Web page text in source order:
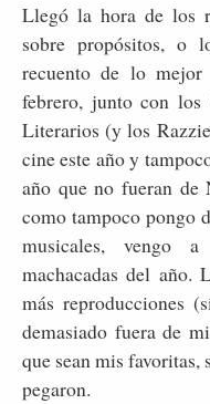
Llegó la hora de los
sobre propósitos, o
recuento de lo
febrero, junto con los
Literarios (y los
cine este año y
año que no fueran
como tampoco pongo
musicales, vengo
machacadas del año.
más reproducciones
demasiado fuera de
que sean mis favoritas,
pegaron.